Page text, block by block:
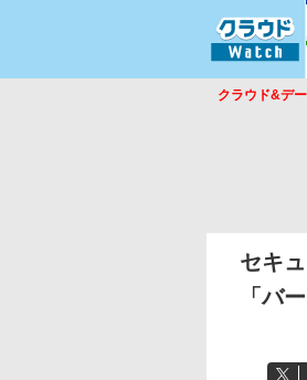
クラウド&デ
セキ
「バ